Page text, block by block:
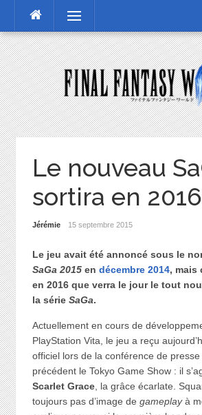
content
Menu
Le nouveau
sortira en 2016
Jérémie 15 septembre 2015
Le jeu avait été annoncé sous le
SaGa 2015en décembre 2014, mais
en 2016 que verra le jour le tout
la série SaGa.
Actuellement en cours de
PlayStation Vita, le jeu a reçu
officiel lors de la conférence de
précédent le Tokyo Game Show : il
Scarlet Grace, la grâce écarlate.
toujours pas d’image de gameplayà